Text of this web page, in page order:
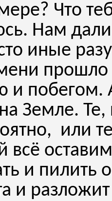
Что
Нам
иные
и побегом.
Земле.
или
всё
и пилить
и